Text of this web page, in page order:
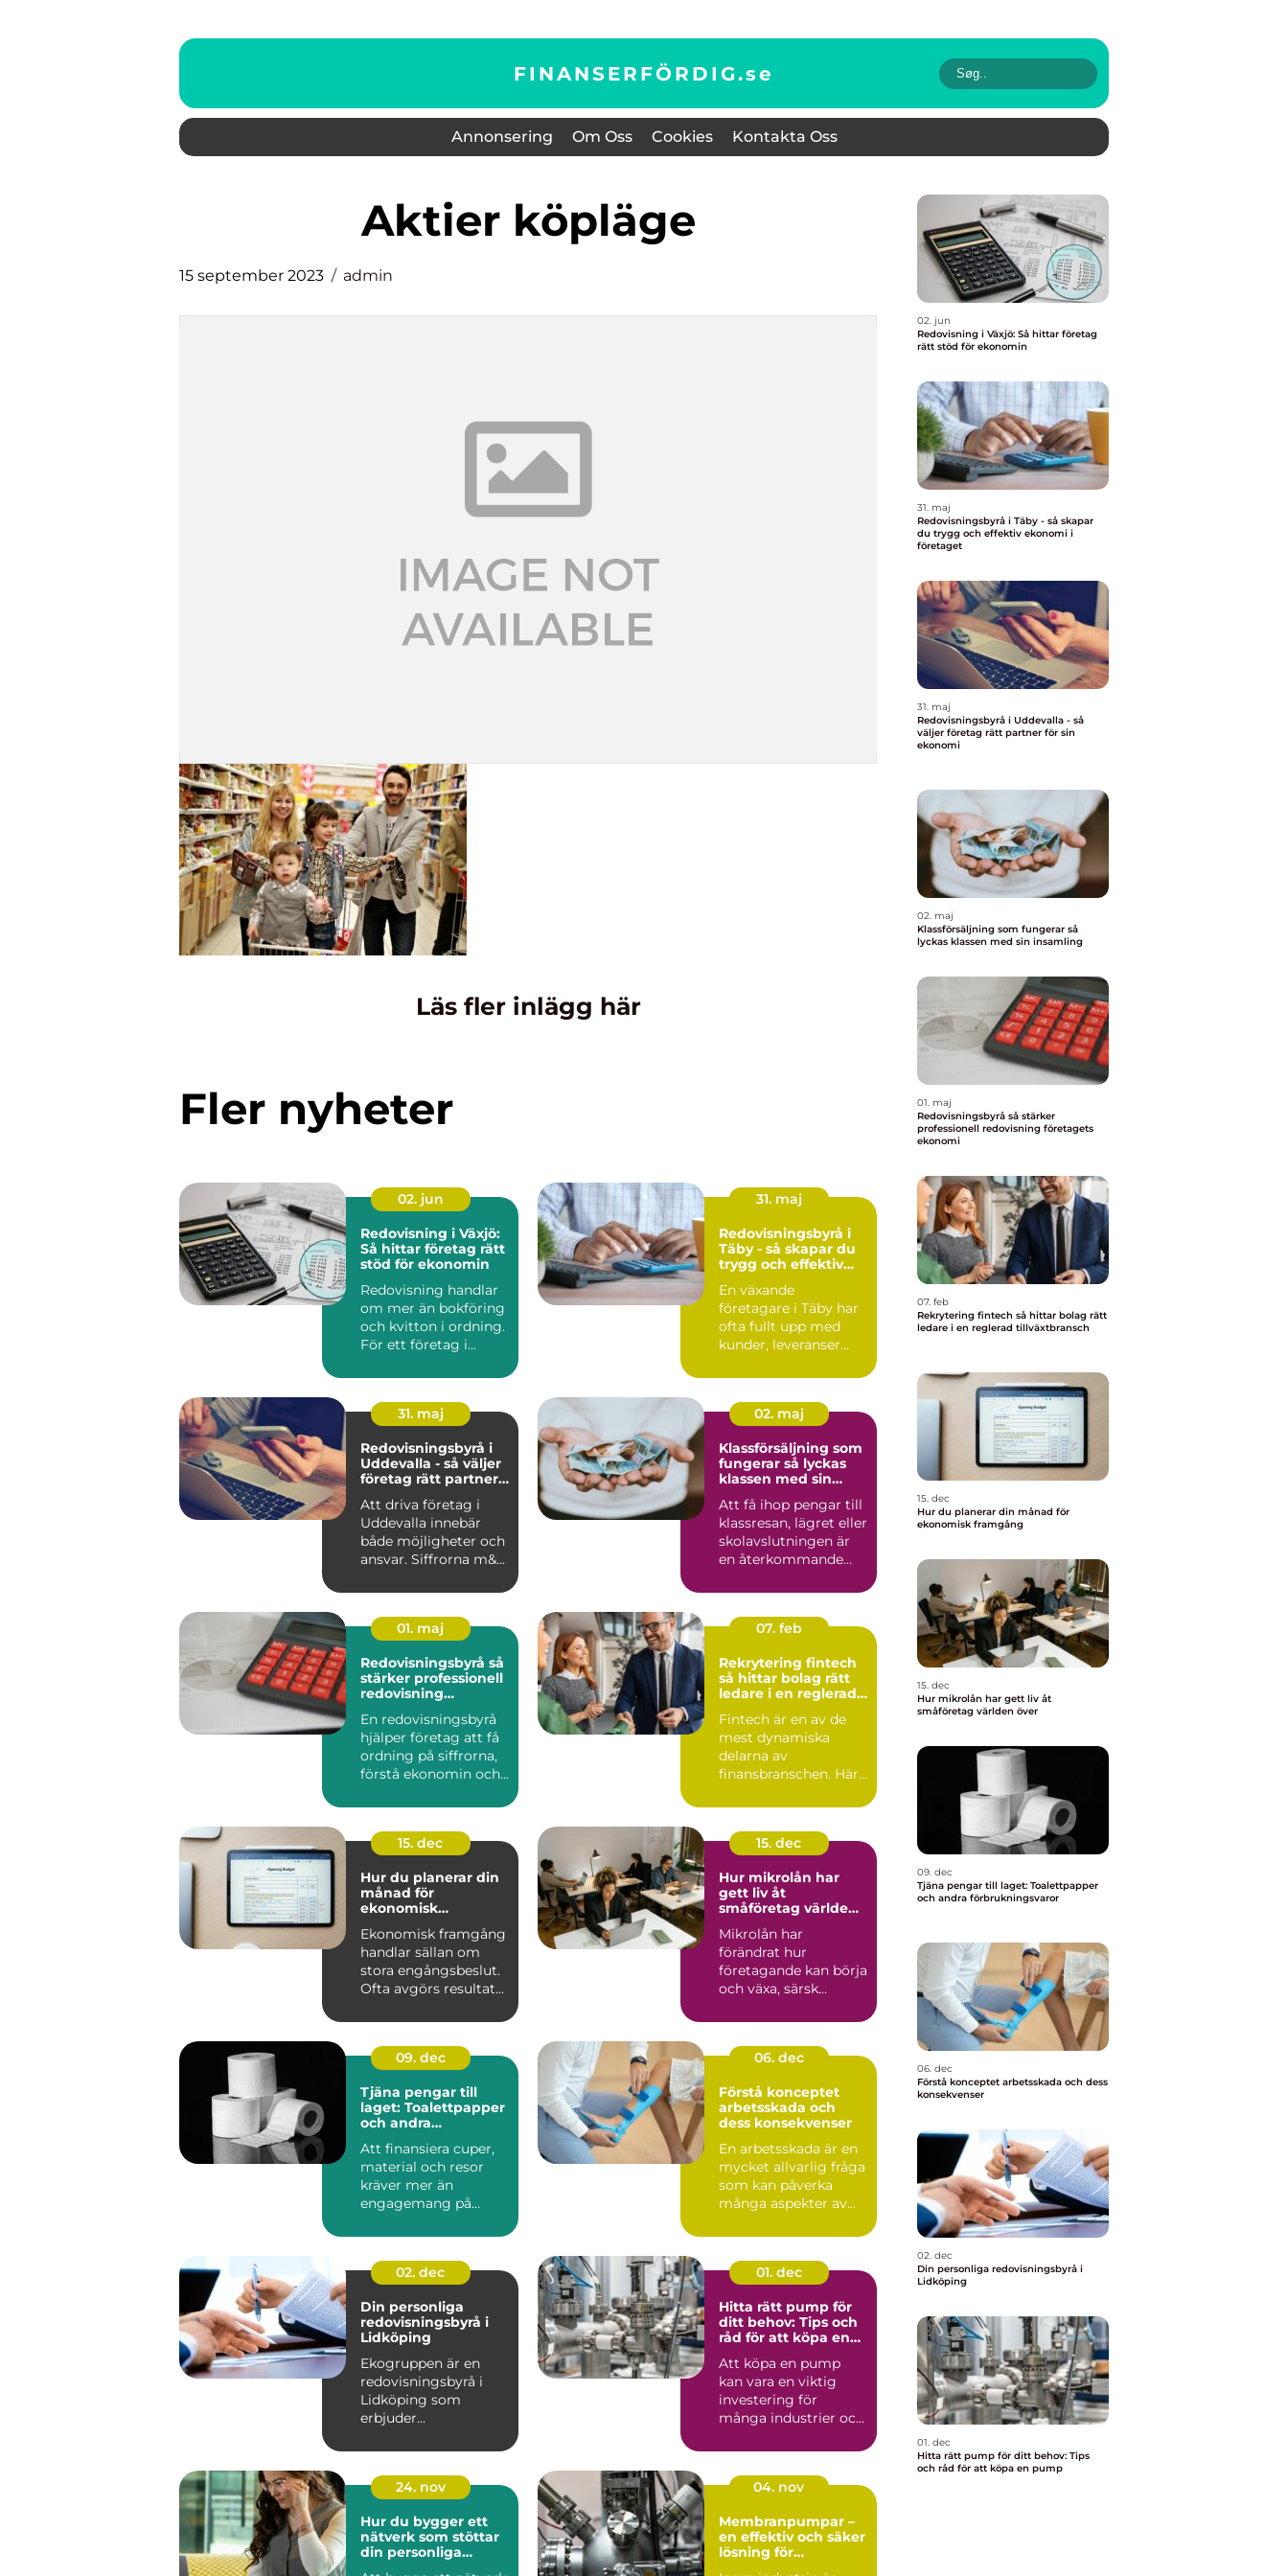
FINANSERFÖRDIG.se
Annonsering Om Oss Cookies Kontakta Oss
aktier köpläge
15 september 2023 admin
Läs fler inlägg här
Fler nyheter
02. jun
Redovisning i Växjö:
Så hittar företag rätt
stöd för ekonomin
Redovisning handlar
om mer än bokföring
och kvitton i ordning.
För ett företag i...
31. maj
Redovisningsbyrå i
Täby - så skapar du
trygg och effektiv
En växande
företagare i Täby har
ofta fullt upp med
kunder, leveranser
31. maj
Redovisningsbyrå i
Uddevalla - så väljer
företag rätt partner
Att driva företag i
Uddevalla innebär
både möjligheter och
ansvar. Siffrorna m&...
02. maj
Klassförsäljning som
fungerar så lyckas
klassen med sin
Att få ihop pengar till
klassresan, lägret eller
skolavslutningen är
en återkommande
01. maj
Redovisningsbyrå så
stärker professionell
redovisning
En redovisningsbyrå
hjälper företag att få
ordning på siffrorna,
förstå ekonomin och
07. feb
Rekrytering fintech
så hittar bolag rätt
ledare i en reglerad
Fintech är en av de
mest dynamiska
delarna av
finansbranschen. Här
krypto, kredit,...
15. dec
Hur du planerar din
månad för
ekonomisk
Ekonomisk framgång
handlar sällan om
stora engångsbeslut.
Ofta avgörs resultat...
15. dec
Hur mikrolån har
gett liv åt
småföretag världen
Mikrolån har
förändrat hur
företagande kan börja
och växa, särsk...
09. dec
Tjäna pengar till
laget: Toalettpapper
och andra
Att finansiera cuper,
material och resor
kräver mer än
engagemang på
06. dec
Förstå konceptet
arbetsskada och
dess konsekvenser
En arbetsskada är en
mycket allvarlig fråga
som kan påverka
många aspekter av...
02. dec
Din personliga
redovisningsbyrå i
Lidköping
Ekogruppen är en
redovisningsbyrå i
Lidköping som
erbjuder
01. dec
Hitta rätt pump för
ditt behov: Tips och
råd för att köpa en
Att köpa en pump
kan vara en viktig
investering för
många industrier och
24. nov
Hur du bygger ett
nätverk som stöttar
din personliga
04. nov
Membranpumpar –
en effektiv och säker
lösning för
02. jun
Redovisning i Växjö: Så hittar företag
rätt stöd för ekonomin
31. maj
Redovisningsbyrå i Täby - så skapar
du trygg och effektiv ekonomi i
företaget
31. maj
Redovisningsbyrå i Uddevalla - så
väljer företag rätt partner för sin
ekonomi
02. maj
Klassförsäljning som fungerar så
lyckas klassen med sin insamling
01. maj
Redovisningsbyrå så stärker
professionell redovisning företagets
ekonomi
07. feb
Rekrytering fintech så hittar bolag rätt
ledare i en reglerad tillväxtbransch
15. dec
Hur du planerar din månad för
ekonomisk framgång
15. dec
Hur mikrolån har gett liv åt
småföretag världen över
09. dec
Tjäna pengar till laget: Toalettpapper
och andra förbrukningsvaror
06. dec
Förstå konceptet arbetsskada och dess
konsekvenser
02. dec
Din personliga redovisningsbyrå i
Lidköping
01. dec
Hitta rätt pump för ditt behov: Tips
och råd för att köpa en pump